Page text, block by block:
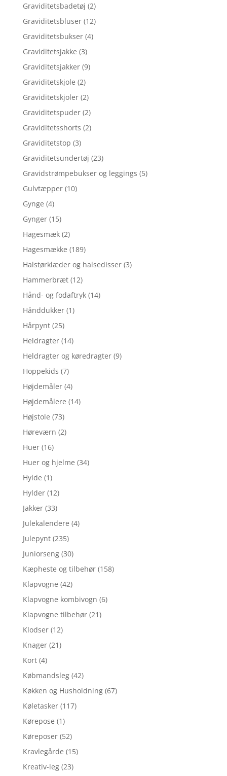
Graviditetsbadetøj (2)
Graviditetsbluser (12)
Graviditetsbukser (4)
Graviditetsjakke (3)
Graviditetsjakker (9)
Graviditetskjole (2)
Graviditetskjoler (2)
Graviditetspuder (2)
Graviditetsshorts (2)
Graviditetstop (3)
Graviditetsundertøj (23)
Gravidstrømpebukser og leggings (5)
Gulvtæpper (10)
Gynge (4)
Gynger (15)
Hagesmæk (2)
Hagesmække (189)
Halstørklæder og halsedisser (3)
Hammerbræt (12)
Hånd- og fodaftryk (14)
Hånddukker (1)
Hårpynt (25)
Heldragter (14)
Heldragter og køredragter (9)
Hoppekids (7)
Højdemåler (4)
Højdemålere (14)
Højstole (73)
Høreværn (2)
Huer (16)
Huer og hjelme (34)
Hylde (1)
Hylder (12)
Jakker (33)
Julekalendere (4)
Julepynt (235)
Juniorseng (30)
Kæpheste og tilbehør (158)
Klapvogne (42)
Klapvogne kombivogn (6)
Klapvogne tilbehør (21)
Klodser (12)
Knager (21)
Kort (4)
Købmandsleg (42)
Køkken og Husholdning (67)
Køletasker (117)
Kørepose (1)
Køreposer (52)
Kravlegårde (15)
Kreativ-leg (23)